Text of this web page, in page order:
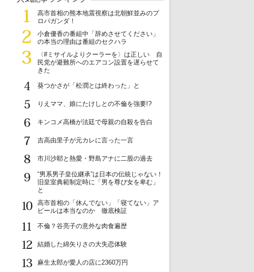
1
高市首相の熊本地震視察は北朝鮮並みのプ
ロパガンダ！
2
小倉優香の番組中「辞めさせてください」
の本当の理由は番組のセクハラ
3
〈#ミサイルよりクーラーを〉は正しい 自
民党が避難所へのエアコン設置を遅らせて
きた
4
葵つかさが「松潤とは終わった」と
5
りえママ、娘にたけしとの不倫を強要!?
6
キンコメ高橋が法廷で母親の自殺を告白
7
吉高由里子が元カレに言った一言
8
市川沙耶と熱愛・野島アナに二股の過去
9
“男系男子皇位継承”は日本の伝統じゃない！
旧皇室典範制定時に「男を尊び女を卑む」
と
10
高市首相の「休んでない」「寝てない」ア
ピールは本当なのか 徹底検証
11
不倫？谷亮子の意外な肉食遍歴
12
結婚した綿矢りさの大失恋体験
13
麻生太郎が愛人の店に2360万円